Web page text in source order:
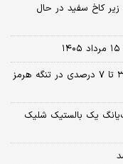
زیر کاخ سفید در حال
رویترز: ایران و عمان برای تعیین تعرفه ترانزیت ۳ تا ۷ درصدی در تنگه هرمز
یک بالستیک شلیک